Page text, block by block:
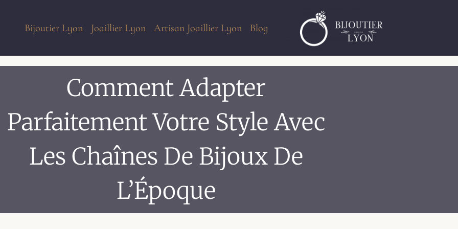
Bijoutier Lyon Joaillier Lyon Artisan Joaillier Lyon Blog
Comment Adapter
Parfaitement Votre Style Avec
Les Chaînes De Bijoux De
L’Époque